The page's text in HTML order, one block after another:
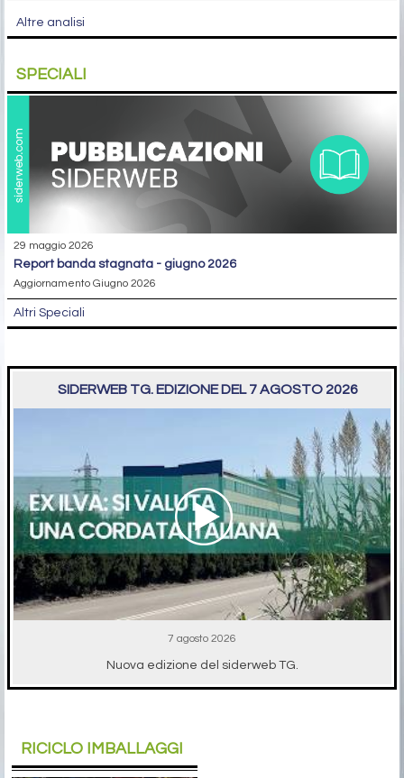
Altre analisi
SPECIALI
29 maggio 2026
report banda stagnata - giugno 2026
Aggiornamento Giugno 2026
Altri Speciali
SIDERWEB TG. EDIZIONE DEL 7 AGOSTO 2026
7 agosto 2026
Nuova edizione del siderweb TG.
RICICLO IMBALLAGGI